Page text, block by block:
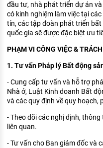
đầu tư, nhà phát triển dự án
có kinh nghiệm làm việc tại
tín, các tập đoàn phát triển
quốc gia sẽ được đặc biệt ưu
PHẠM VI CÔNG VIỆC &
1. Tư vấn Pháp lý Bất động
- Cung cấp tư vấn và hỗ trợ
Nhà ở, Luật Kinh doanh Bất
và các quy định về quy hoạch,
- Theo dõi các nghị định,
liên quan.
- Tư vấn cho Ban giám đốc và